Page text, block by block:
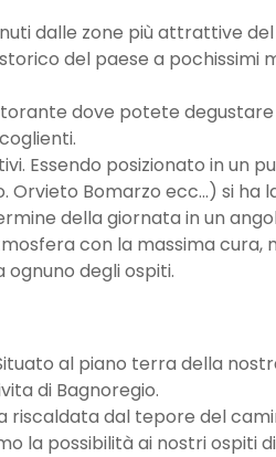
dalle zone più attrattive
del paese a pochissimi
dove potete
Essendo posizionato in un
Bomarzo ecc…) si ha
della giornata in un
con la massima cura,
degli ospiti.
al piano terra della
di Bagnoregio.
dal tepore del
la possibilità ai nostri ospiti